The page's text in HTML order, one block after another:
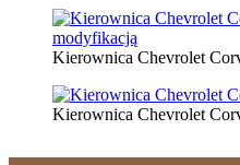
Kierownica Chevrolet
Kierownica Chevrolet